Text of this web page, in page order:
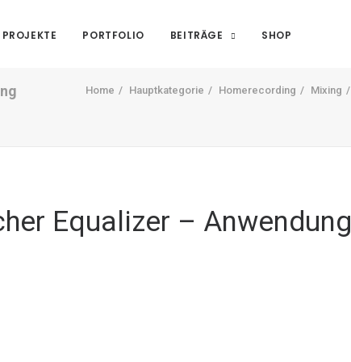
PROJEKTE PORTFOLIO BEITRÄGE SHOP
Home Hauptkategorie Homerecording Mixing
Equalizer – Anwendung